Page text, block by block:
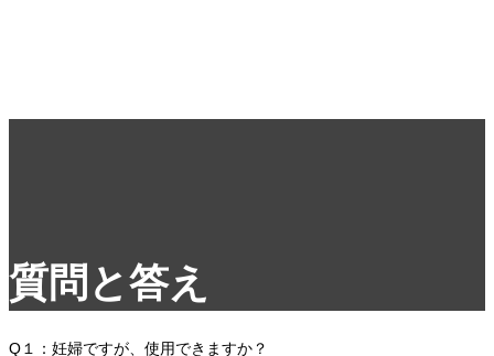
質問と答え
Q１：妊婦ですが、使用できますか？